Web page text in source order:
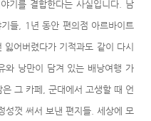
기를 결합한다는 사실입니다. 남
들, 1년 동안 편의점 아르바이트
어버렸다가 기적과도 같이 다시
와 낭만이 담겨 있는 배낭여행 가
그 카페, 군대에서 고생할 때 언
성껏 써서 보낸 편지들. 세상에 모